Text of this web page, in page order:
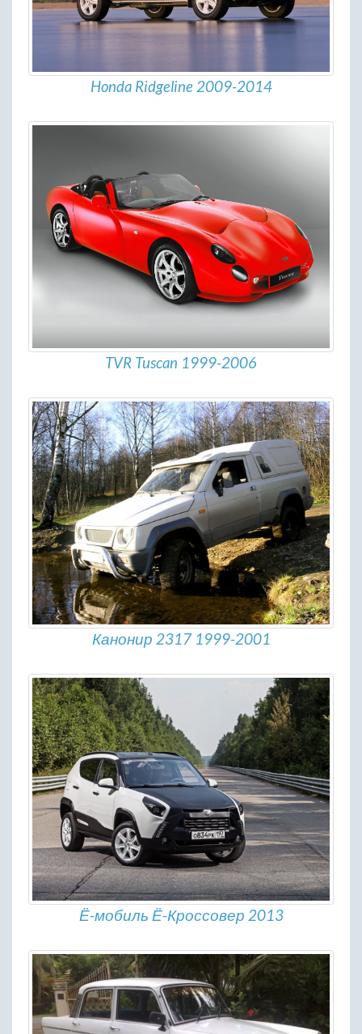
Honda Ridgeline 2009-2014
TVR Tuscan 1999-2006
Канонир 2317 1999-2001
Ё-мобиль Ё-Кроссовер 2013